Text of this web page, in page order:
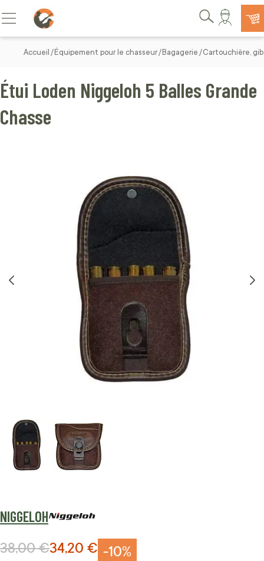
Allez au contenu
Basculer la navigation
Rechercher
Accueil Équipement pour le chasseur Bagagerie Cartouchière,
NIGGELOH
Étui Loden Niggeloh 5 Balles Grande
Chasse
-10%
Prix Spécial
34,20 €
Prix normal
38,00 €